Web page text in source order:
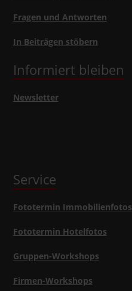
Fragen und Antworten
In Beiträgen stöbern
Informiert bleiben
Newsletter
Service
Fototermin Immobilienfotos
Fototermin Hotelfotos
Gruppen-Workshops
Firmen-Workshops